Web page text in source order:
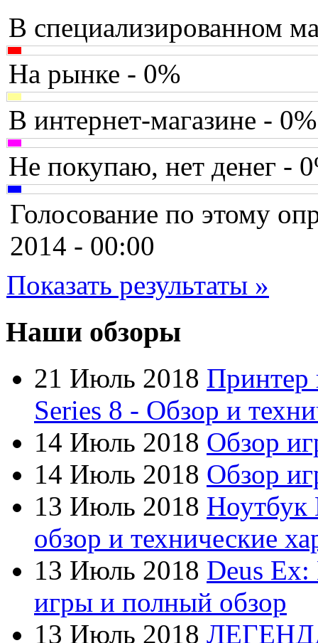
Brain(36)
Brava
Canyon
Cbr
Chicony
Codegen
Cooler master
Cube
Cyborg
Datex
Dell(6)
Dex
Everest(17)
Firtech
Flyper
Foxconn
Fujitsu
G-cube
В специализированном
На рынке - 0%
В интернет-магазине - 0%
Не покупаю, нет денег -
Голосование по этому
2014 - 00:00
Показать результаты »
Наши обзоры
21 Июль 2018 Принтер
Series 8 - Обзор и
14 Июль 2018 Обзор
14 Июль 2018 Обзор
13 Июль 2018 Ноутбук
обзор и технические
13 Июль 2018 Deus
игры и полный обзор
13 Июль 2018